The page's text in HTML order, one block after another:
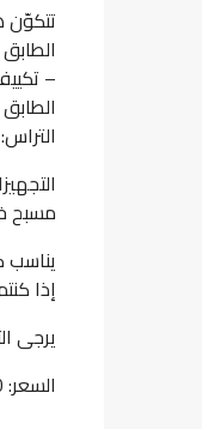
تتكوّن
–
الطابق
مسبح
إذا
يرجى
السعر: 20000.00 درهم – المرجع: LVM086 – رسوم الوكالة: شهر واحد